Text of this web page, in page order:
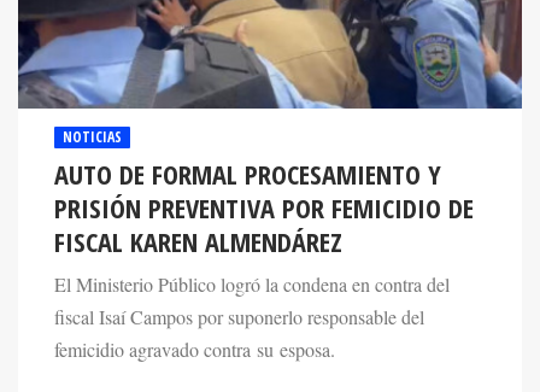
NOTICIAS
AUTO DE FORMAL PROCESAMIENTO Y
PRISIÓN PREVENTIVA POR FEMICIDIO DE
FISCAL KAREN ALMENDÁREZ
El Ministerio Público logró la condena en contra del
fiscal Isaí Campos por suponerlo responsable del
femicidio agravado contra su esposa.